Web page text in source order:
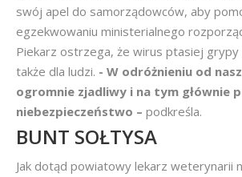
swój apel do samorządowców, aby
egzekwowaniu ministerialnego
Piekarz ostrzega, że wirus ptasiej
także dla ludzi. - W odróżnieniu od
ogromnie zjadliwy i na tym głównie
niebezpieczeństwo – podkreśla.
BUNT SOŁTYSA
Jak dotąd powiatowy lekarz weterynarii